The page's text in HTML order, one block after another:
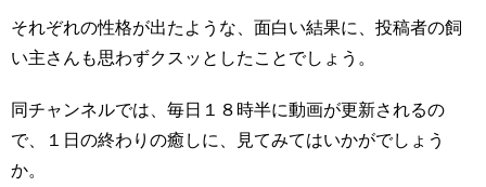
それぞれの性格が出たような、面白い結果に、投稿者の飼
い主さんも思わずクスッとしたことでしょう。
同チャンネルでは、毎日１８時半に動画が更新されるの
で、１日の終わりの癒しに、見てみてはいかがでしょう
か。